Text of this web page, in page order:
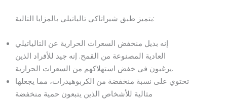
يتميز طبق شيراتاكي تالياتيلي بالمزايا التالية:
إنه بديل منخفض السعرات الحرارية عن التالياتيلي
العادية المصنوعة من القمح. إنه جيد للأفراد الذين
يرغبون في خفض استهلاكهم من السعرات الحرارية.
تحتوي على نسبة منخفضة من الكربوهيدرات، مما يجعلها
مثالية للأشخاص الذين يتبعون حمية منخفضة